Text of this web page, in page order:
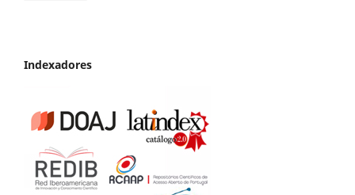
Indexadores